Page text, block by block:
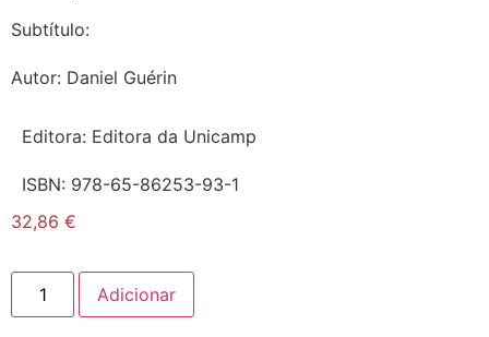
Subtítulo:
Autor: Daniel Guérin
Editora: Editora da Unicamp
ISBN: 978-65-86253-93-1
32,86 €
Adicionar